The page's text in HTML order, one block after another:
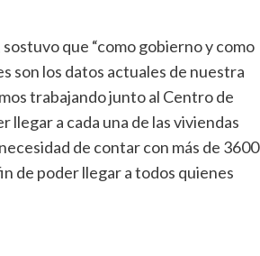
que “como gobierno y como
son los datos actuales de nuestra
trabajando junto al Centro de
llegar a cada una de las viviendas
de contar con más de 3600
de poder llegar a todos quienes